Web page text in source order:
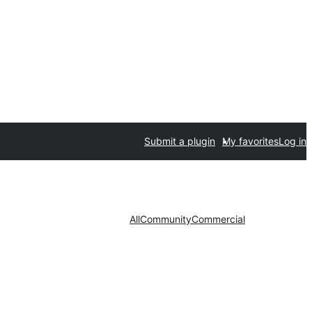
Submit a plugin My favoritesLog in
AllCommunityCommercial